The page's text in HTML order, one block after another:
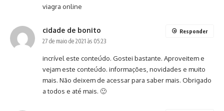
viagra online
cidade de bonito
27 de maio de 2021 às 05:23
incrível este conteúdo. Gostei bastante. Aproveitem e
vejam este conteúdo. informações, novidades e muito
mais. Não deixem de acessar para saber mais. Obrigado
a todos e até mais. 🙂
Responder